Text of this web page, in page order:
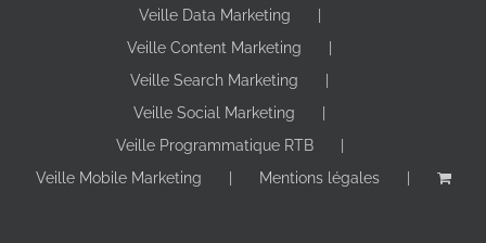
Veille Data Marketing
Veille Content Marketing
Veille Search Marketing
Veille Social Marketing
Veille Programmatique RTB
Veille Mobile Marketing
Mentions légales